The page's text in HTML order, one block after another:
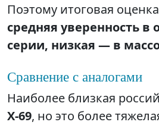
Поэтому итоговая
средняя уверенность в
серии, низкая — в
Сравнение с аналогами
Наиболее близкая
Х‑69, но это более